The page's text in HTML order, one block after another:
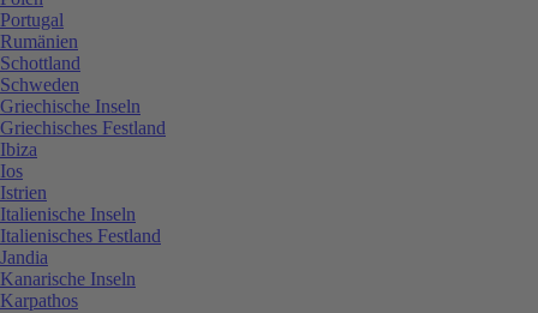
Portugal
Rumänien
Schottland
Schweden
Griechische Inseln
Griechisches Festland
Ibiza
Ios
Istrien
Italienische Inseln
Italienisches Festland
Jandia
Kanarische Inseln
Karpathos